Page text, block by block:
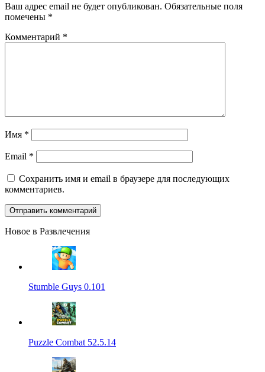
Ваш адрес email не будет опубликован. Обязательные поля
помечены *
Комментарий *
Имя *
Email *
Сохранить имя и email в браузере для последующих
комментариев.
Новое в Развлечения
Stumble Guys 0.101
Puzzle Combat 52.5.14